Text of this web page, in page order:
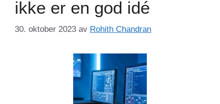
ikke er en god idé
30. oktober 2023 av Rohith Chandran